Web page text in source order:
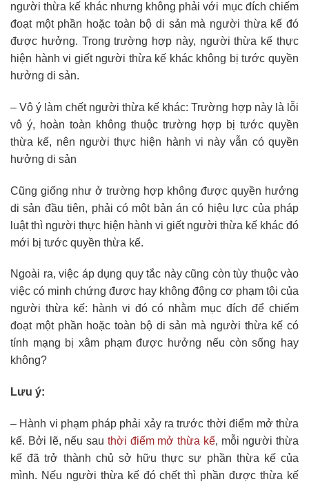
người thừa kế khác nhưng không phải với mục đích chiếm
đoạt một phần hoặc toàn bộ di sản mà người thừa kế đó
được hưởng. Trong trường hợp này, người thừa kế thực
hiện hành vi giết người thừa kế khác không bị tước quyền
hưởng di sản.
– Vô ý làm chết người thừa kế khác: Trường hợp này là lỗi
vô ý, hoàn toàn không thuộc trường hợp bị tước quyền
thừa kế, nên người thực hiện hành vi này vẫn có quyền
hưởng di sản
Cũng giống như ở trường hợp không được quyền hưởng
di sản đầu tiên, phải có một bản án có hiệu lực của pháp
luật thì người thực hiện hành vi giết người thừa kế khác đó
mới bị tước quyền thừa kế.
Ngoài ra, việc áp dụng quy tắc này cũng còn tùy thuộc vào
việc có minh chứng được hay không động cơ phạm tội của
người thừa kế: hành vi đó có nhằm mục đích để chiếm
đoạt một phần hoặc toàn bộ di sản mà người thừa kế có
tính mạng bị xâm phạm được hưởng nếu còn sống hay
không?
Lưu ý:
– Hành vi phạm pháp phải xảy ra trước thời điểm mở thừa
kế. Bởi lẽ, nếu sau thời điểm mở thừa kế, mỗi người thừa
kế đã trở thành chủ sở hữu thực sự phần thừa kế của
mình. Nếu người thừa kế đó chết thì phần được thừa kế